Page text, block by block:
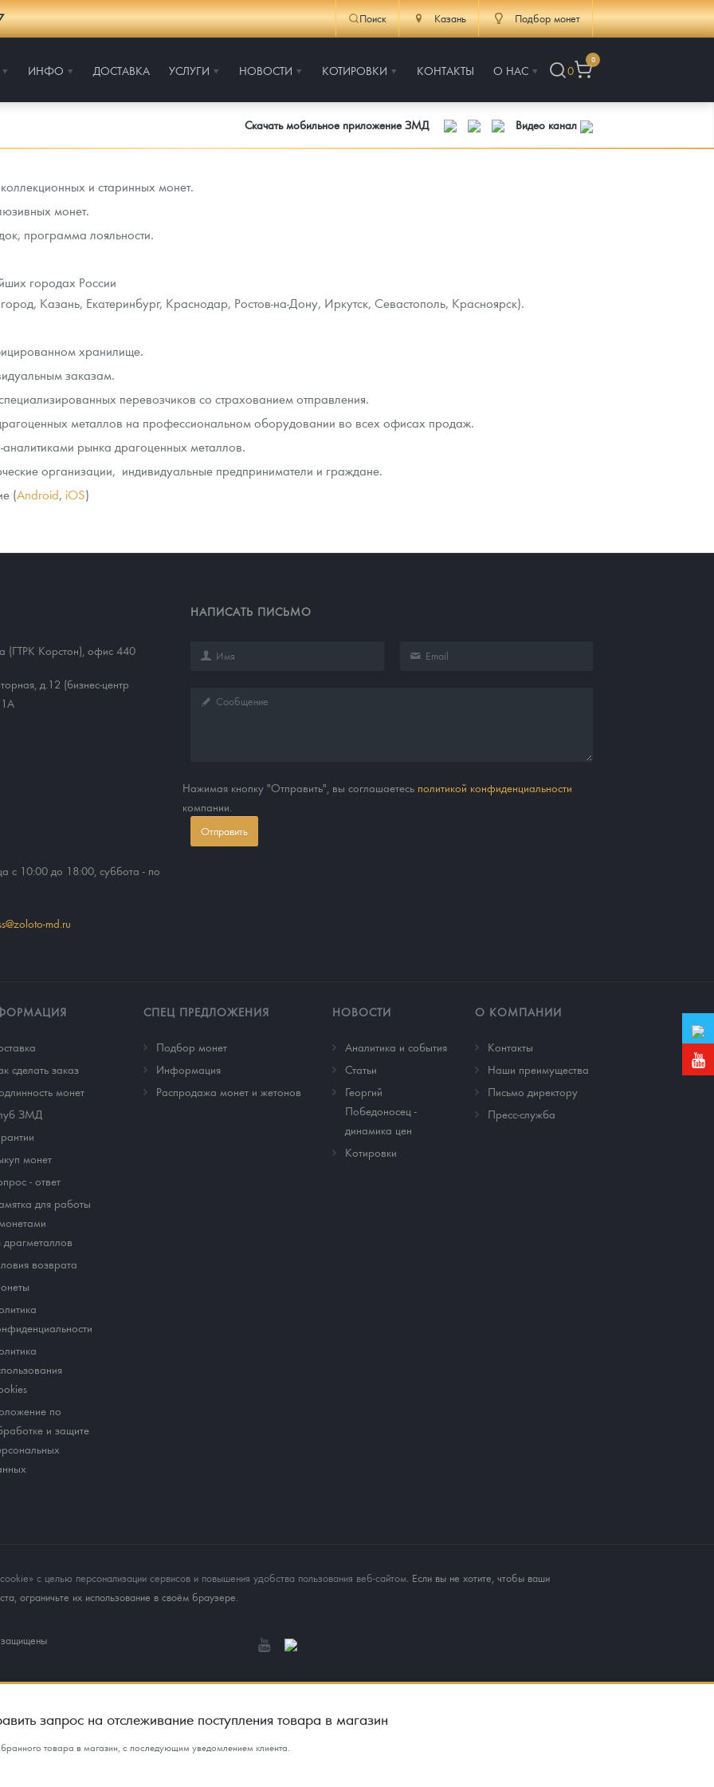
Поиск Казань Подбор монет
ИНФО ДОСТАВКА УСЛУГИ НОВОСТИ КОТИРОВКИ КОНТАКТЫ О НАС 0
0
платины на 2026 год
Скачать мобильное приложение ЗМД Видео канал
и старинных монет.
монет.
программа лояльности.
городах России
Казань, Екатеринбург, Краснодар, Ростов-на-Дону, Иркутск, Севастополь, Красноярск).
хранилище.
заказам.
перевозчиков со страхованием отправления.
металлов на профессиональном оборудовании во всех офисах продаж.
рынка драгоценных металлов.
организации, индивидуальные предприниматели и граждане.
(Android, iOS)
(ГТРК Корстон), офис 440
д.12 (бизнес-центр
с 10:00 до 18:00, суббота - по
md.ru
НАПИСАТЬ ПИСЬМО
Нажимая кнопку "Отправить", вы соглашаетесь политикой конфиденциальности
компании.
Отправить
сделать заказ
монет
ЗМД
монет
- ответ
для работы
драгметаллов
возврата
по
и защите
СПЕЦ ПРЕДЛОЖЕНИЯ
Подбор монет
Информация
Распродажа монет и жетонов
НОВОСТИ
Аналитика и события
Cтатьи
Георгий
Победоносец -
динамика цен
Котировки
О КОМПАНИИ
Контакты
Наши преимущества
Письмо директору
Пресс-служба
с целью персонализации сервисов и повышения удобства пользования веб-сайтом. Если вы не хотите, чтобы ваши
ограничьте их использование в своём браузере.
запрос на отслеживание поступления товара в магазин
товара в магазин, с последующим уведомлением клиента.